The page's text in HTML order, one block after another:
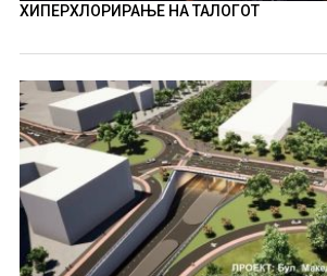
ХИПЕРХЛОРИРАЊЕ НА ТАЛОГОТ